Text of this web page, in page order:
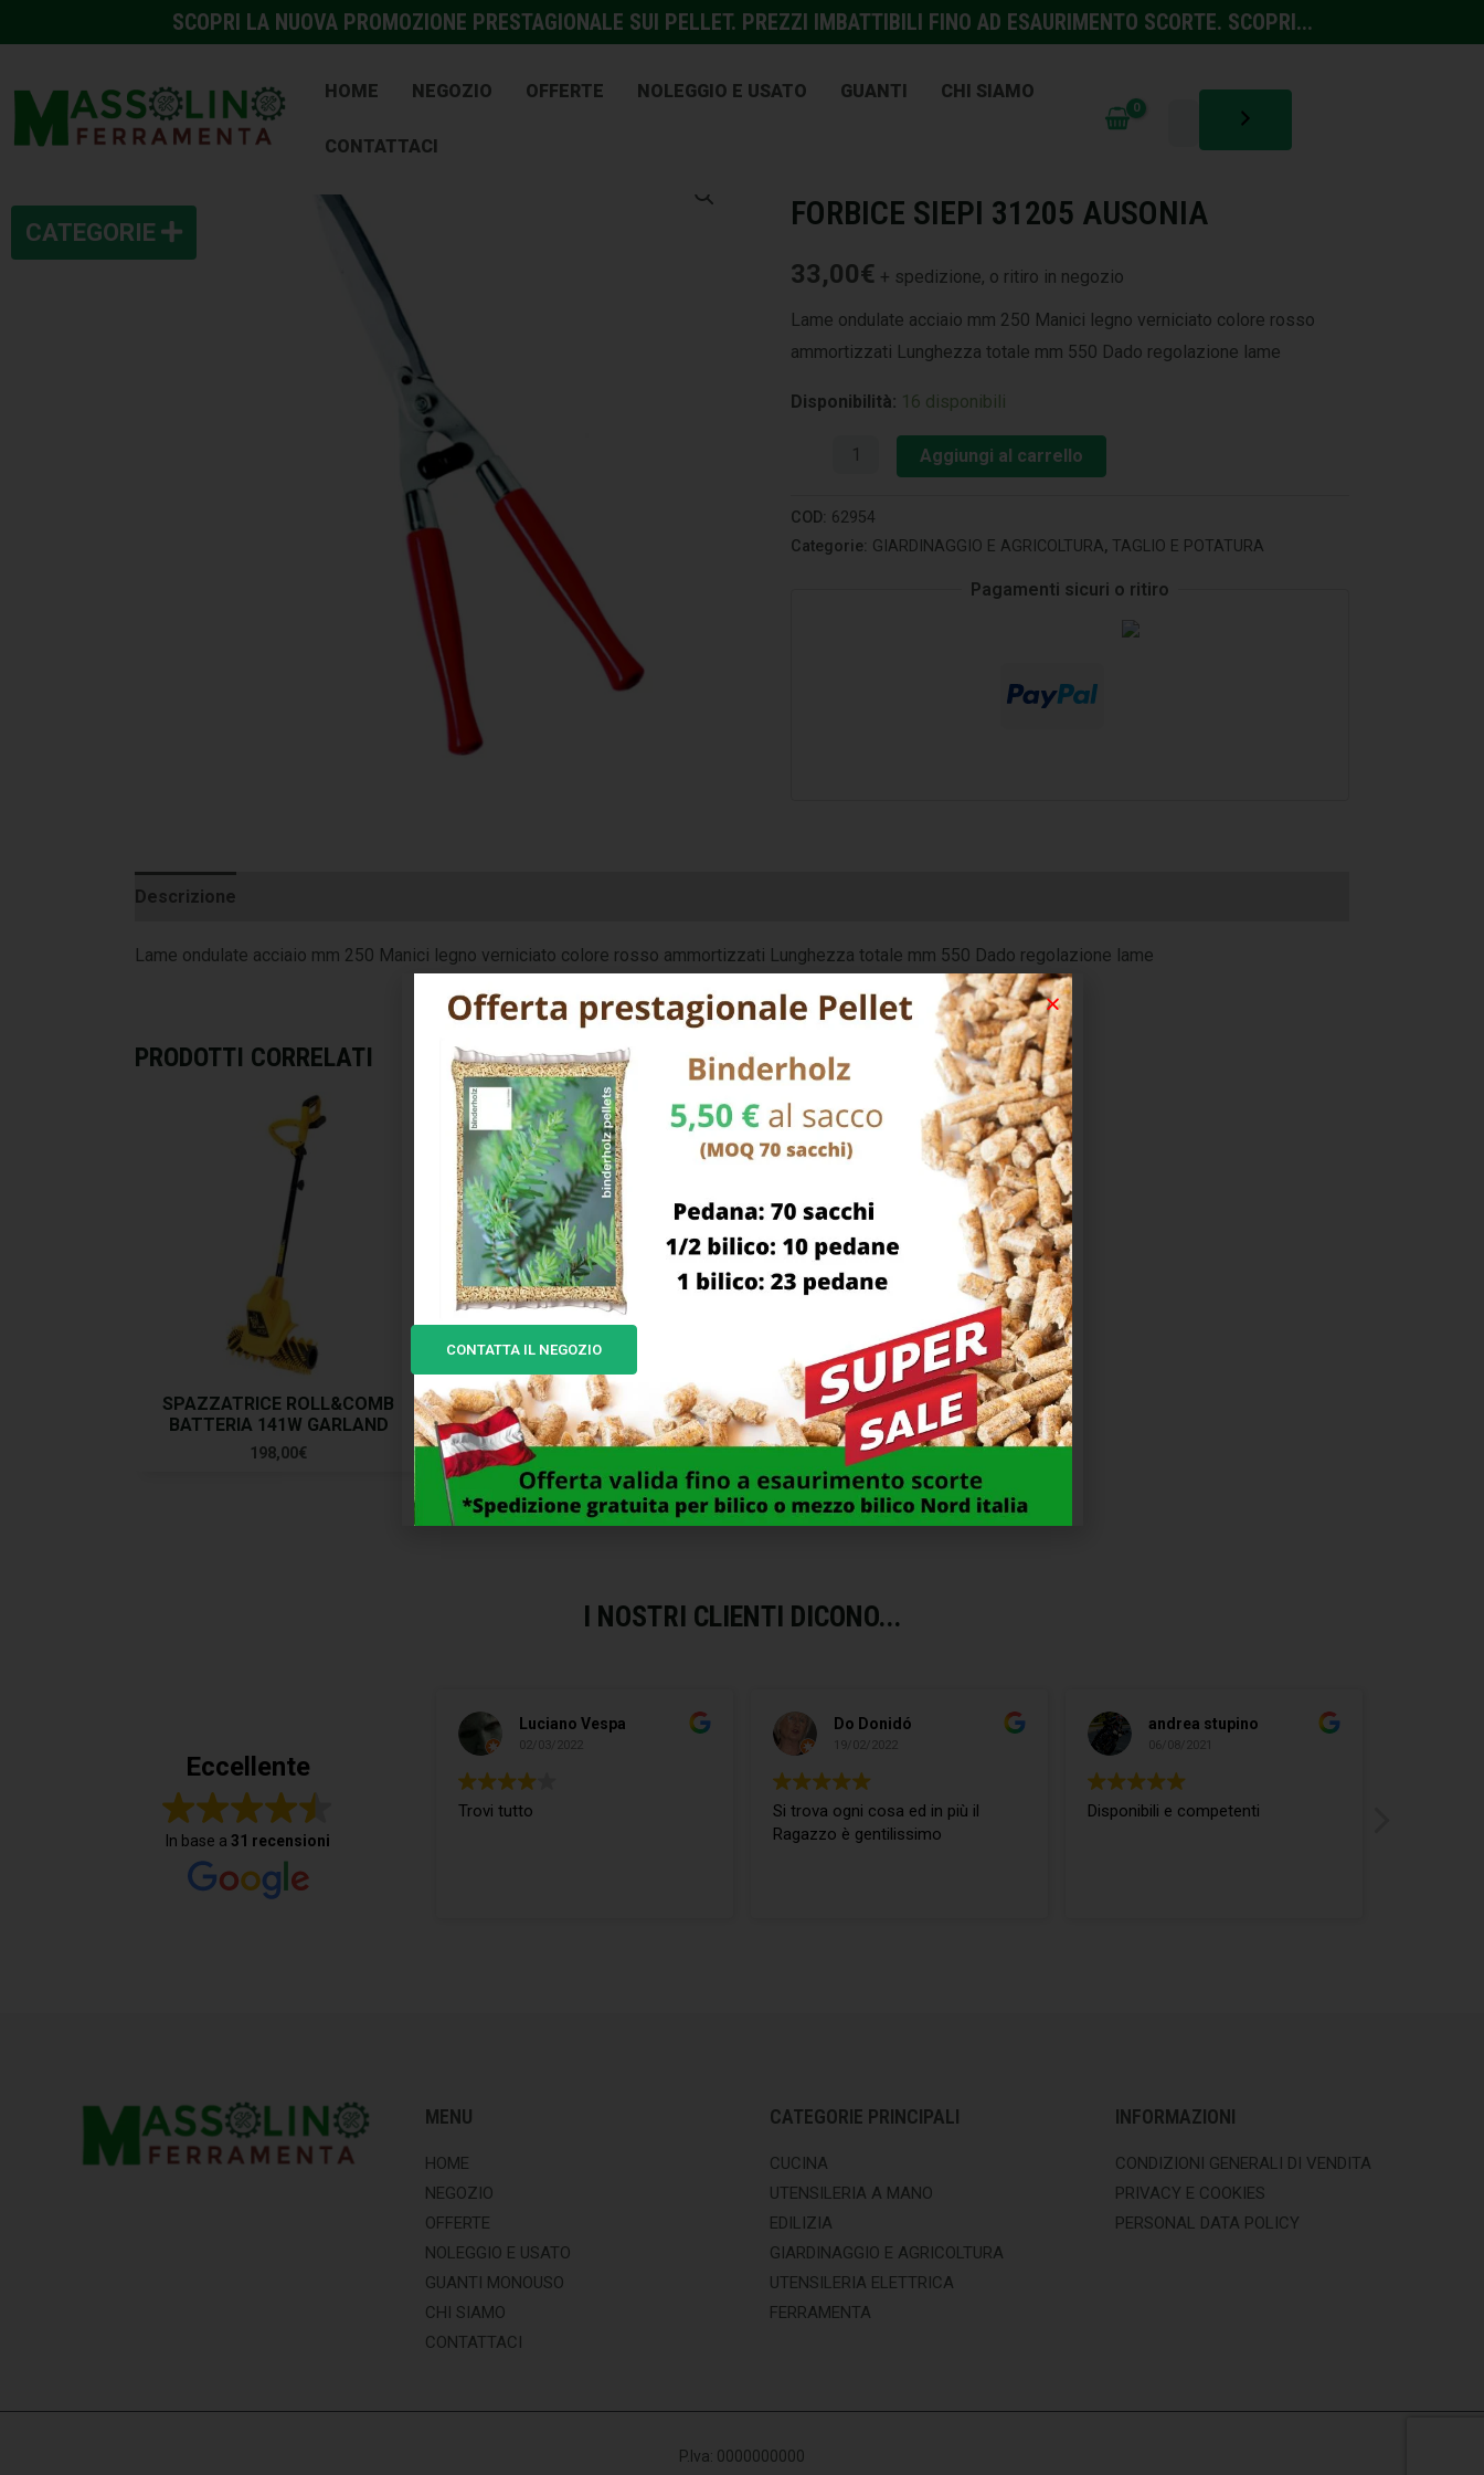
SCOPRI LA NUOVA PROMOZIONE PRESTAGIONALE SUI PELLET. PREZZI IMBATTIBILI FINO AD ESAURIMENTO SCORTE. SCOPRI...
HOME NEGOZIO OFFERTE NOLEGGIO E USATO GUANTI CHI SIAMO
CONTATTACI
FORBICE SIEPI 31205 AUSONIA
33,00€ + spedizione, o ritiro in negozio
Lame ondulate acciaio mm 250 Manici legno verniciato colore rosso
ammortizzati Lunghezza totale mm 550 Dado regolazione lame
Disponibilità: 16 disponibili
Aggiungi al carrello
COD: 62954
Categorie: GIARDINAGGIO E AGRICOLTURA, TAGLIO E POTATURA
Pagamenti sicuri o ritiro
Descrizione
Lame ondulate acciaio mm 250 Manici legno verniciato colore rosso ammortizzati Lunghezza totale mm 550 Dado regolazione lame
PRODOTTI CORRELATI
SPAZZATRICE ROLL&COMB
BATTERIA 141W GARLAND
198,00€
SANDALI ARIEGGIATORI
UNIVERSALI ILCAMPO 05122
22,00€
MOLA AFFILACATENE MM 145×4,5
F.22,2
17,00€
I NOSTRI CLIENTI DICONO...
Eccellente
In base a 31 recensioni
Luciano Vespa
02/03/2022
Trovi tutto
Do Donidó
19/02/2022
Si trova ogni cosa ed in più il
Ragazzo è gentilissimo
andrea stupino
06/08/2021
Disponibili e competenti
MENU
HOME
NEGOZIO
OFFERTE
NOLEGGIO E USATO
GUANTI MONOUSO
CHI SIAMO
CONTATTACI
CATEGORIE PRINCIPALI
CUCINA
UTENSILERIA A MANO
EDILIZIA
GIARDINAGGIO E AGRICOLTURA
UTENSILERIA ELETTRICA
FERRAMENTA
INFORMAZIONI
CONDIZIONI GENERALI DI VENDITA
PRIVACY E COOKIES
PERSONAL DATA POLICY
P.Iva: 0000000000
CONTATTA IL NEGOZIO